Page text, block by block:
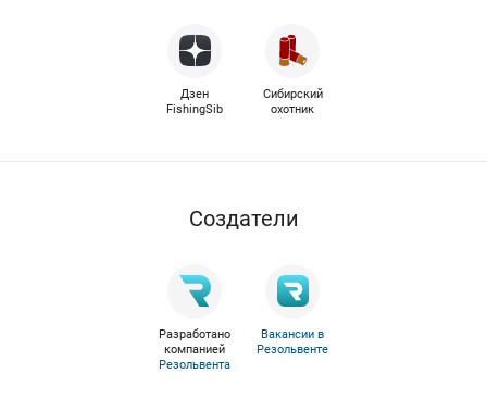
Дзен
FishingSib
Сибирский
охотник
Cоздатели
Разработано
компанией
Резольвента
Вакансии в
Резольвенте